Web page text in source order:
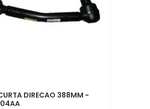
DIRECAO 388MM -